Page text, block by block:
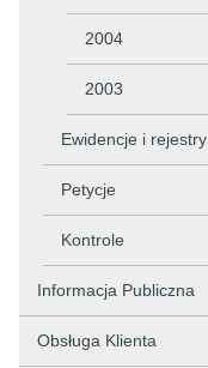
2004
2003
Ewidencje i rejestry
Petycje
Kontrole
Informacja Publiczna
Obsługa Klienta